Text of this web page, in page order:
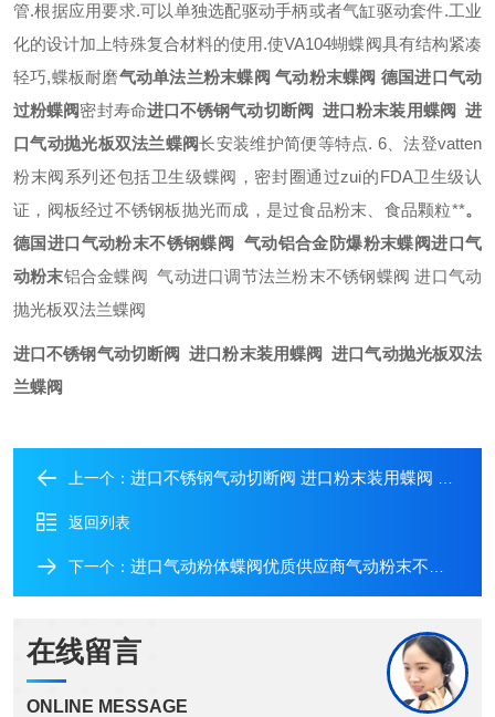
管.根据应用要求.可以单独选配驱动手柄或者气缸驱动套件.工业
化的设计加上特殊复合材料的使用.使VA104蝴蝶阀具有结构紧凑
轻巧,蝶板耐磨气动单法兰粉末蝶阀 气动粉末蝶阀 德国进口气动
过粉蝶阀密封寿命进口不锈钢气动切断阀 进口粉末装用蝶阀 进
口气动抛光板双法兰蝶阀长安装维护简便等特点. 6、法登vatten
粉末阀系列还包括卫生级蝶阀，密封圈通过zui的FDA卫生级认
证，阀板经过不锈钢板抛光而成，是过食品粉末、食品颗粒**。
德国进口气动粉末不锈钢蝶阀 气动铝合金防爆粉末蝶阀进口气
动粉末铝合金蝶阀 气动进口调节法兰粉末不锈钢蝶阀 进口气动
抛光板双法兰蝶阀
进口不锈钢气动切断阀 进口粉末装用蝶阀 进口气动抛光板双法
兰蝶阀
上一个： 进口不锈钢气动切断阀 进口粉末装用蝶阀 进口气动抛光板双法兰蝶阀
返回列表
下一个： 进口气动粉体蝶阀优质供应商气动粉末不锈钢蝶阀
在线留言
ONLINE MESSAGE